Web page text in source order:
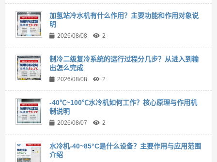
加氢站冷水机有什么作用？主要功能和作用对象说
明
2026/08/08 2
制冷二级复冷系统的运行过程分几步？从进入到输
出怎么完成
2026/08/08 2
-40℃~100℃水冷机如何工作？核心原理与作用机
制说明
2026/08/07 2
水冷机-40~85°C是什么设备？主要作用与应用范围
介绍